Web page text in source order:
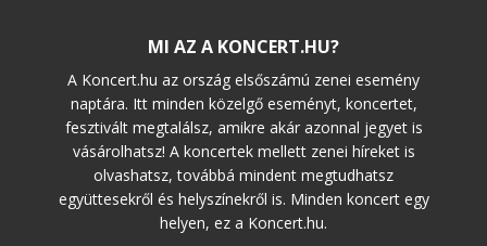
MI AZ A KONCERT.HU?
A Koncert.hu az ország elsőszámú zenei esemény
naptára. Itt minden közelgő eseményt, koncertet,
fesztivált megtalálsz, amikre akár azonnal jegyet is
vásárolhatsz! A koncertek mellett zenei híreket is
olvashatsz, továbbá mindent megtudhatsz
együttesekről és helyszínekről is. Minden koncert egy
helyen, ez a Koncert.hu.